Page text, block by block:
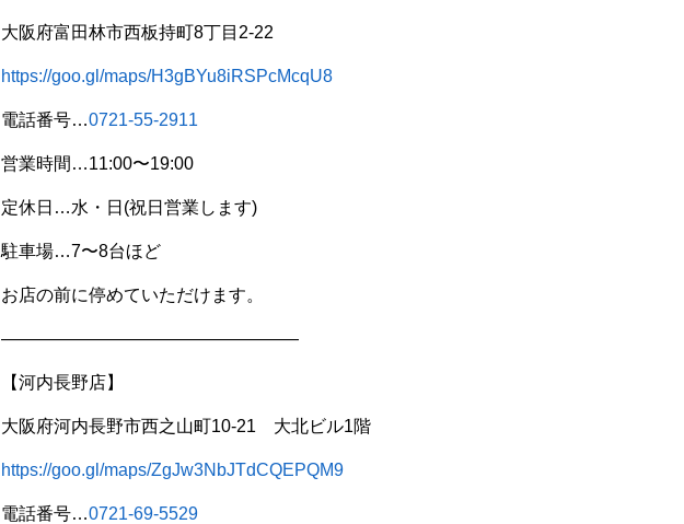
大阪府富田林市西板持町8丁目2-22
https://goo.gl/maps/H3gBYu8iRSPcMcqU8
電話番号…0721-55-2911
営業時間…11:00〜19:00
定休日…水・日(祝日営業します)
駐車場…7〜8台ほど
お店の前に停めていただけます。
—————————————————
【河内長野店】
大阪府河内長野市西之山町10-21 大北ビル1階
https://goo.gl/maps/ZgJw3NbJTdCQEPQM9
電話番号…0721-69-5529